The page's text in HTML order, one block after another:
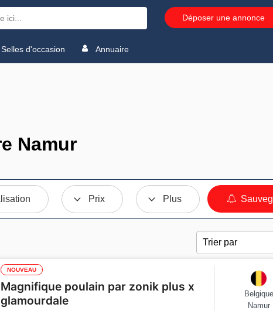
Déposer une annonce
Selles d'occasion Annuaire
Namur
Prix Plus
NOUVEAU
Magnifique poulain par zonik plus x
glamourdale
Belgique
Namur